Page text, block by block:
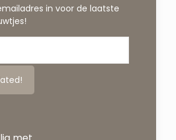
in voor de laatste